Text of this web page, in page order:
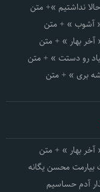
نداشتیم »+ متن
« آشوب » + متن
بهار » + متن
رو دستت » + متن
بری » + متن
بهار » + متن
محسن یگانه
آدم حساسیم